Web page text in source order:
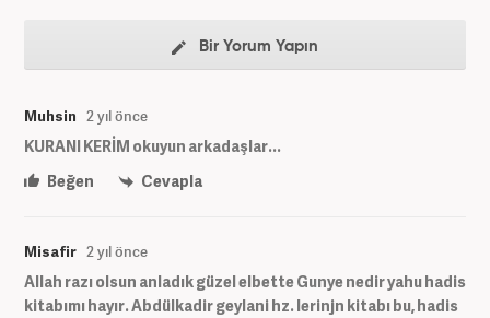
Bir Yorum Yapın
Muhsin 2 yıl önce
KURANI KERİM okuyun arkadaşlar...
Beğen
Cevapla
Misafir 2 yıl önce
Allah razı olsun anladık güzel elbette Gunye nedir yahu hadis
kitabımı hayır. Abdülkadir geylani hz. lerinjn kitabı bu, hadis